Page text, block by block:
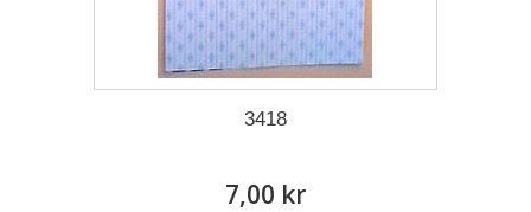
3418
7,00 kr